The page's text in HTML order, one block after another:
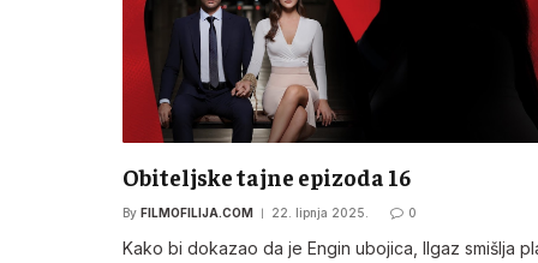
Obiteljske tajne epizoda 16
By FILMOFILIJA.COM 22. lipnja 2025. 0
Kako bi dokazao da je Engin ubojica, Ilgaz smišlja